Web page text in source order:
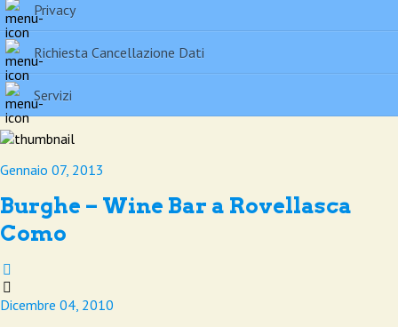
Privacy
Richiesta Cancellazione Dati
Servizi
Gennaio 07, 2013
Burghe – Wine Bar a Rovellasca
Como
Dicembre 04, 2010